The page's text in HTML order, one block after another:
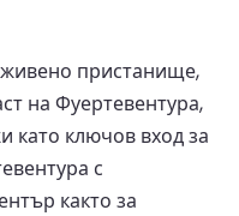
пристанище,
на Фуертевентура,
като ключов вход за
с
както за